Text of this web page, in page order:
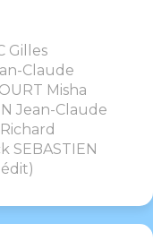
Gilles
Claude
Misha
Jean-Claude
SEBASTIEN